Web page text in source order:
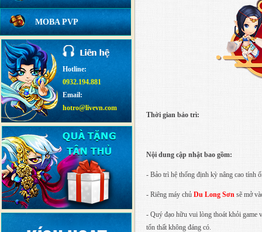
MOBA PVP
Hotline:
0932.194.881
Email:
hotro@livevn.com
Thời gian bảo trì:
Nội dung cập nhật bao gồm:
- Bảo trì hệ thống định kỳ nâng cao tính
- Riêng máy chủ Du Long Sơn sẽ mở
- Quý đạo hữu vui lòng thoát khỏi game
tổn thất không đáng có.